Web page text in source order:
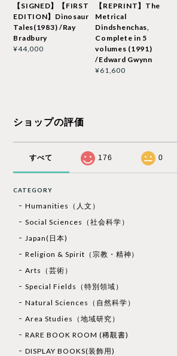
【SIGNED】【FIRST
EDITION】Dinosaur
Tales(1983) /Ray
Bradbury
¥44,000
【REPRINT】The
Metrical
Dindshenchas,
Complete in 5
volumes (1991)
/Edward Gwynn
¥61,600
ショップの評価
すべて 176 0
CATEGORY
Humanities（人文）
Social Sciences（社会科学）
Japan(日本)
Religion & Spirit（宗教・精神）
Arts（芸術）
Special Fields（特別領域）
Natural Sciences（自然科学）
Area Studies（地域研究）
RARE BOOK ROOM (稀覯書)
DISPLAY BOOKS(装飾用)